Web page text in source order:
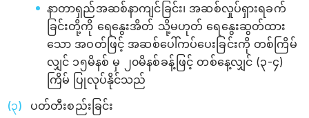
နာတာရှည်အဆစ်နာကျင်ခြင်း၊ အဆစ်လှုပ်ရှားရခက်
ခြင်းတို့ကို ရေနွေးအိတ် သို့မဟုတ် ရေနွေးဆွတ်ထား
သော အဝတ်ဖြင့် အဆစ်ပေါ်ကပ်ပေးခြင်းကို တစ်ကြိမ်
လျှင် ၁၅မိနစ် မှ ၂၀မိနစ်ခန့်ဖြင့် တစ်နေ့လျှင် (၃-၄)
ကြိမ် ပြုလုပ်နိုင်သည်
ပတ်တီးစည်းခြင်း